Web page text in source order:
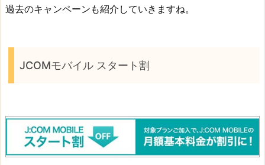
過去のキャンペーンも紹介していきますね。
JCOMモバイル スタート割